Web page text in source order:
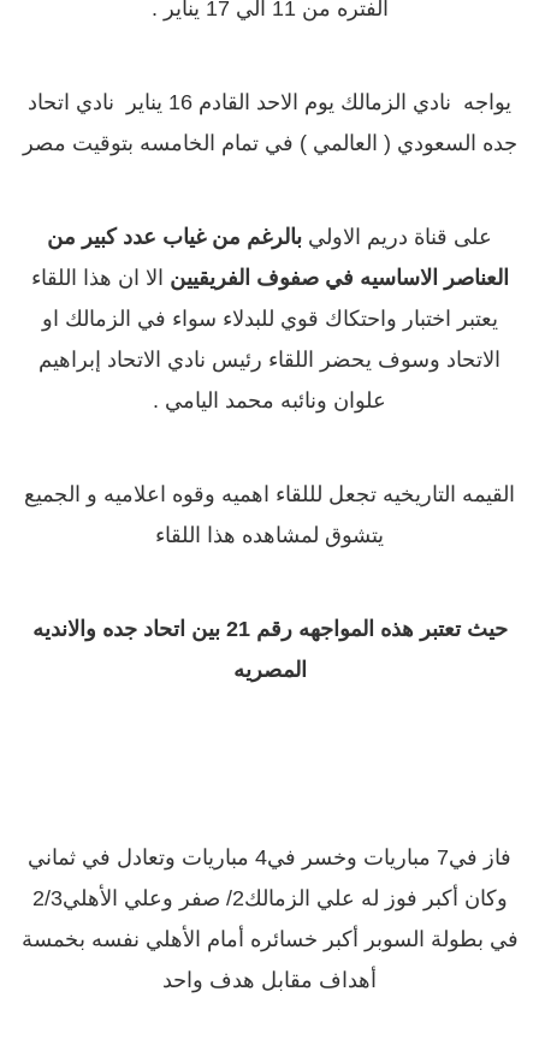
الفتره من 11 الي 17 يناير .
يواجه نادي الزمالك يوم الاحد القادم 16 يناير نادي اتحاد
جده السعودي ( العالمي ) في تمام الخامسه بتوقيت مصر
على قناة دريم الاولي بالرغم من غياب عدد كبير من
العناصر الاساسيه في صفوف الفريقيين الا ان هذا اللقاء
يعتبر اختبار واحتكاك قوي للبدلاء سواء في الزمالك او
الاتحاد وسوف يحضر اللقاء رئيس نادي الاتحاد إبراهيم
علوان ونائبه محمد اليامي .
القيمه التاريخيه تجعل لللقاء اهميه وقوه اعلاميه و الجميع
يتشوق لمشاهده هذا اللقاء
حيث تعتبر هذه المواجهه رقم 21 بين اتحاد جده والانديه
المصريه
فاز في‏7‏ مباريات وخسر في‏4‏ مباريات وتعادل في ثماني
في بطولة السوبر أكبر خسائره أمام الأهلي نفسه بخمسة
أهداف مقابل هدف واحد‏